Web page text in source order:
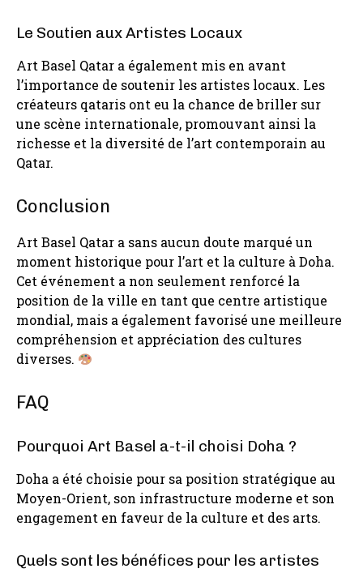
Le Soutien aux Artistes Locaux
Art Basel Qatar a également mis en avant
l’importance de soutenir les artistes locaux. Les
créateurs qataris ont eu la chance de briller sur
une scène internationale, promouvant ainsi la
richesse et la diversité de l’art contemporain au
Qatar.
Conclusion
Art Basel Qatar a sans aucun doute marqué un
moment historique pour l’art et la culture à Doha.
Cet événement a non seulement renforcé la
position de la ville en tant que centre artistique
mondial, mais a également favorisé une meilleure
compréhension et appréciation des cultures
diverses.
FAQ
Pourquoi Art Basel a-t-il choisi Doha ?
Doha a été choisie pour sa position stratégique au
Moyen-Orient, son infrastructure moderne et son
engagement en faveur de la culture et des arts.
Quels sont les bénéfices pour les artistes